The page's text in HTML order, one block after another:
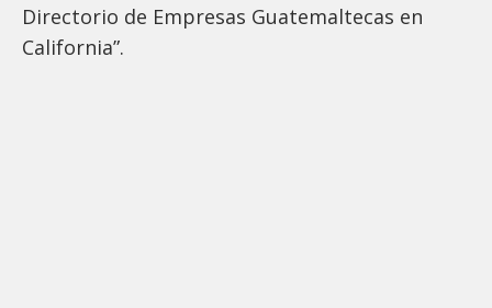
Directorio de Empresas Guatemaltecas en
California”.